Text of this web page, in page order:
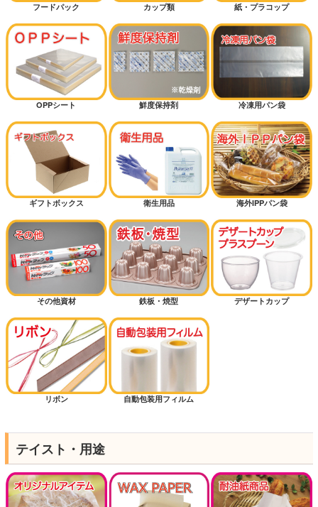
フードパック カップ類 紙・プラコップ
OPPシート 鮮度保持剤 冷凍用パン袋
ギフトボックス 衛生用品 海外IPPパン袋
その他資材 鉄板・焼型 デザートカップ
リボン 自動包装用フィルム
テイスト・用途